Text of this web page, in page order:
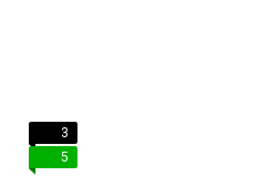
3
5